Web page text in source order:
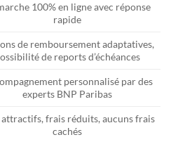
100% en ligne avec réponse
rapide
de remboursement adaptatives,
de reports d’échéances
personnalisé par des
experts BNP Paribas
attractifs, frais réduits, aucuns frais
cachés